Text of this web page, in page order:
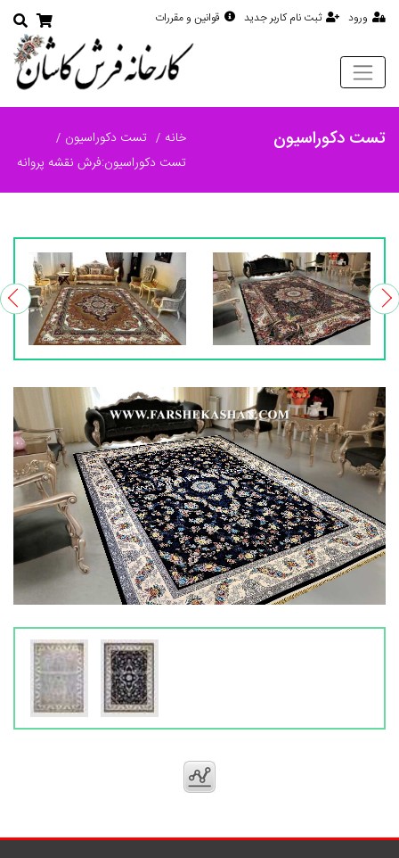
ورود ثبت نام کاربر جدید قوانین و مقررات
تست دکوراسیون خانه
تست دکوراسیون
تست دکوراسیون:فرش نقشه پروانه